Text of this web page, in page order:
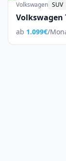
Volkswagen SUV
Volkswagen
ab 1.099€/